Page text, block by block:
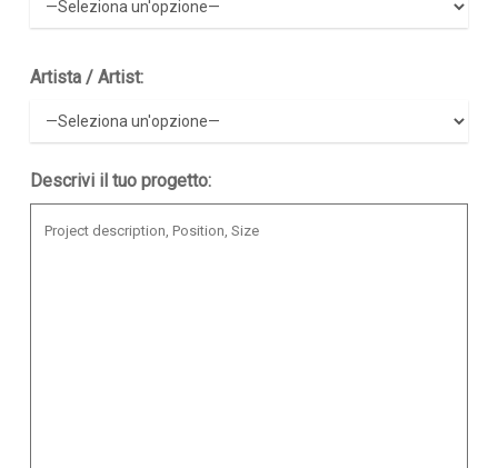
Artista / Artist:
Descrivi il tuo progetto: